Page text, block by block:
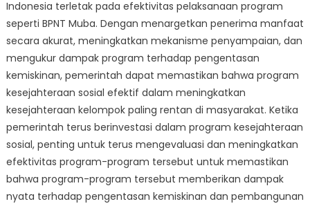
Indonesia terletak pada efektivitas pelaksanaan program
seperti BPNT Muba. Dengan menargetkan penerima manfaat
secara akurat, meningkatkan mekanisme penyampaian, dan
mengukur dampak program terhadap pengentasan
kemiskinan, pemerintah dapat memastikan bahwa program
kesejahteraan sosial efektif dalam meningkatkan
kesejahteraan kelompok paling rentan di masyarakat. Ketika
pemerintah terus berinvestasi dalam program kesejahteraan
sosial, penting untuk terus mengevaluasi dan meningkatkan
efektivitas program-program tersebut untuk memastikan
bahwa program-program tersebut memberikan dampak
nyata terhadap pengentasan kemiskinan dan pembangunan